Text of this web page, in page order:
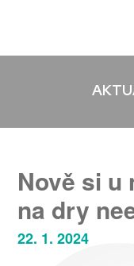
Nově si u
na dry
22. 1. 2024